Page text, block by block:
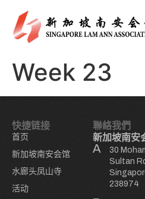
Week 23
快捷链接
首页
新加坡南安会馆
水廊头凤山寺
活动
聯絡我們
新加坡南安
30
Sultan
238974